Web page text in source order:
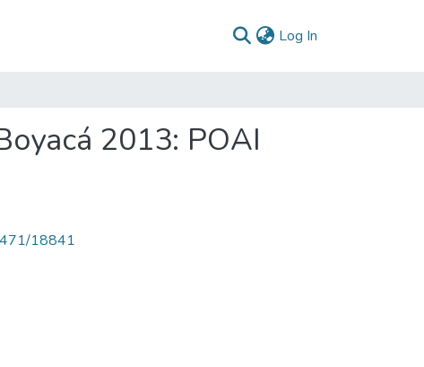
Log In
2013: POAI
18841